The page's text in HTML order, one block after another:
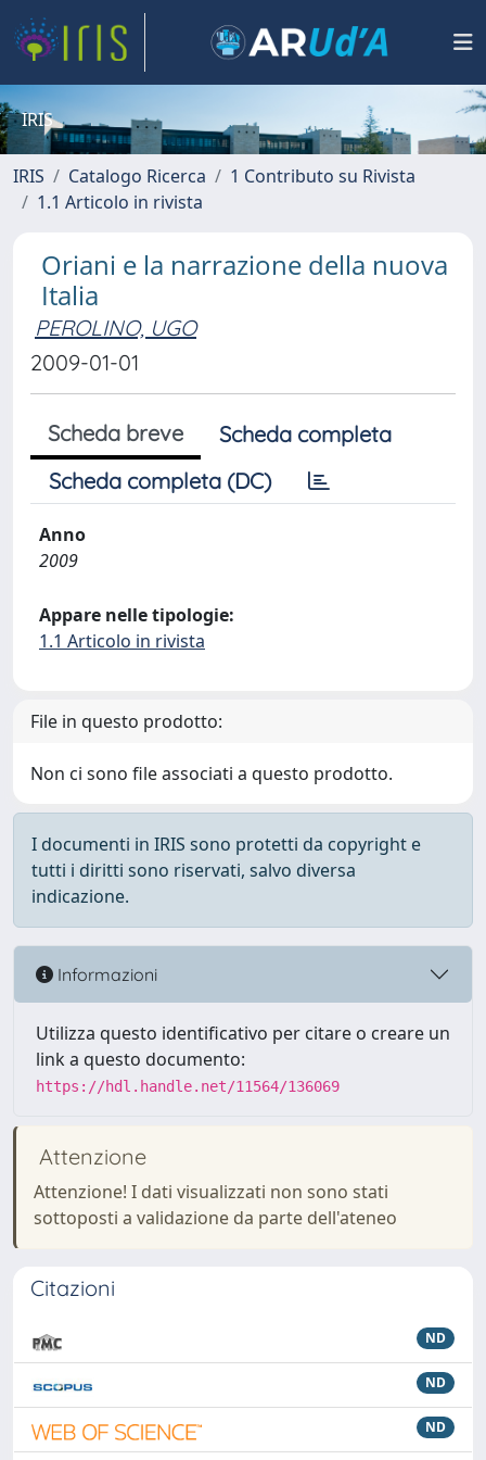
IRIS
IRIS Catalogo Ricerca
1 Contributo su Rivista
1.1 Articolo in rivista
Oriani e la narrazione della nuova
Italia
PEROLINO, UGO
2009-01-01
Scheda breve
Scheda completa
Scheda completa (DC)
Anno
2009
Appare nelle tipologie:
1.1 Articolo in rivista
File in questo prodotto:
Non ci sono file associati a questo prodotto.
I documenti in IRIS sono protetti da copyright e
tutti i diritti sono riservati, salvo diversa
indicazione.
Informazioni
Utilizza questo identificativo per citare o creare un
link a questo documento:
https://hdl.handle.net/11564/136069
Attenzione
Attenzione! I dati visualizzati non sono stati
sottoposti a validazione da parte dell'ateneo
Citazioni
ND
ND
ND